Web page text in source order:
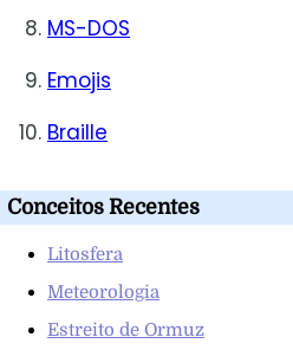
MS-DOS
Emojis
Braille
Conceitos Recentes
Litosfera
Meteorologia
Estreito de Ormuz